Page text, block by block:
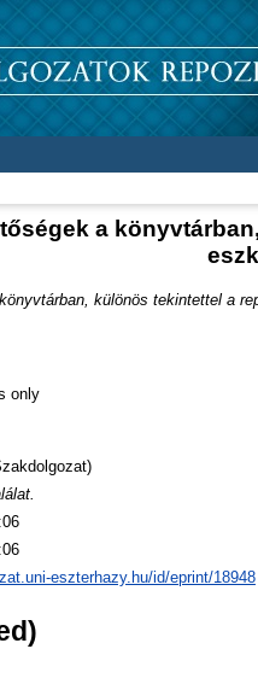
a
különös tekintettel a
only
eszterhazy.hu/id/eprint/18948